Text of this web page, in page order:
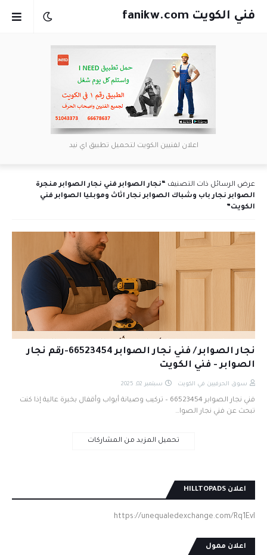
فني الكويت fanikw.com
اعلان لفنيين الكويت لتحميل تطبيق اي نيد
عرض الرسائل ذات التصنيف
نجار الصوابر فني نجار الصوابر منجرة
الصوابر نجار باب وشباك الصوابر نجار اثاث وموبليا الصوابر فني
الكويت
نجار الصوابر / فني نجار الصوابر 66523454-رقم نجار
الصوابر - فني الكويت
سوق الحرفيين في الكويت سبتمبر 02, 2025
فني نجار الصوابر 66523454 – تركيب وصيانة أبواب وأقفال بخبرة عالية إذا كنت
تبحث عن فني نجار الصوا…
تحميل المزيد من المشاركات
اعلان HILLTOPADS
https://unequaledexchange.com/Rq1EvI
اعلان ممول